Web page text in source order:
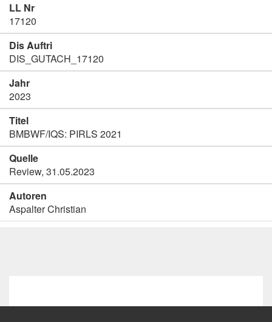
LL Nr
17120
Dis Auftri
DIS_GUTACH_17120
Jahr
2023
Titel
BMBWF/IQS: PIRLS 2021
Quelle
Review, 31.05.2023
Autoren
Aspalter Christian